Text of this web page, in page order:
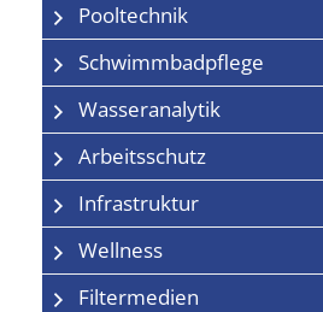
Pooltechnik
Schwimmbadpflege
Wasseranalytik
Arbeitsschutz
Infrastruktur
Wellness
Filtermedien